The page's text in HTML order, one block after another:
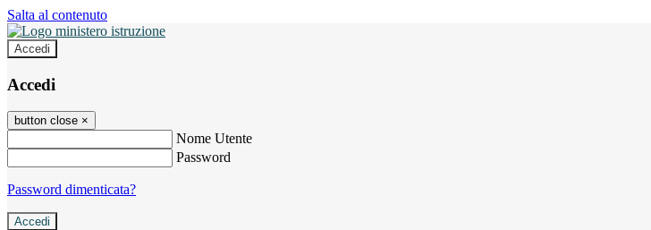
Salta al contenuto
Accedi
Accedi
button close ×
Nome Utente
Password
Password dimenticata?